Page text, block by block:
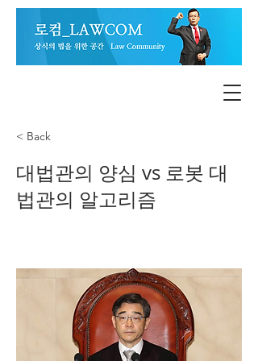
< Back
대법관의 양심 vs 로봇 대
법관의 알고리즘